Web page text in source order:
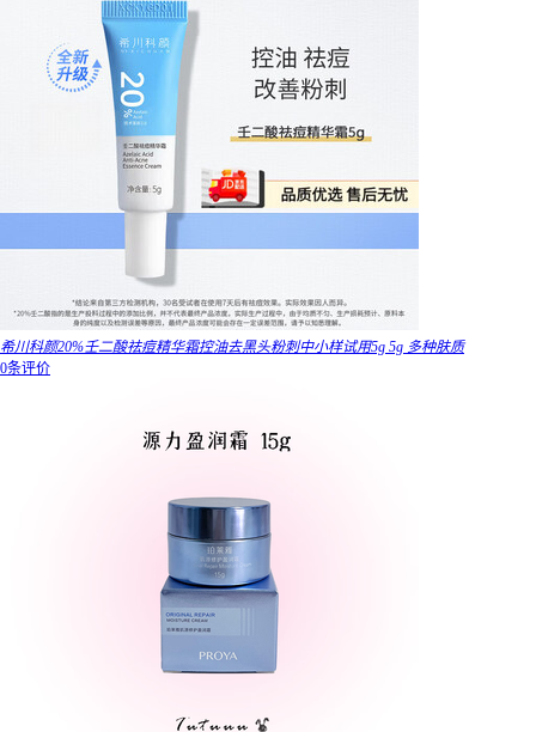
希川科颜20%壬二酸祛痘精华霜控油去黑头粉刺中小样试用5g 5g 多种肤质
0条评价